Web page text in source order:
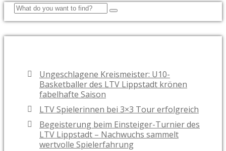
Ungeschlagene Kreismeister: U10-
Basketballer des LTV Lippstadt krönen
fabelhafte Saison
LTV Spielerinnen bei 3×3 Tour erfolgreich
Begeisterung beim Einsteiger-Turnier des
LTV Lippstadt – Nachwuchs sammelt
wertvolle Spielerfahrung